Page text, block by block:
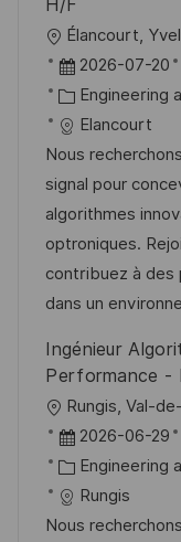
f
e
n
l
i
n
g
H/F
O
r
t
Élancourt,
D
a
t
u
m
d
e
r
V
r
f
e
n
2026-07-20
K
a
t
e
g
o
r
i
Engineering
Elancourt
Nous
signal pour
algorithmes
optroniques.
contribuez à des
dans un
Ingénieur
Performance -
O
r
t
Rungis, Val-
D
a
t
u
2026-06-29
K
a
t
Engineering
Rungis
Nous